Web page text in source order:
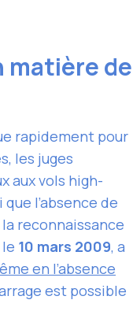
matière de
rapidement pour
les juges
aux vols high-
l’absence de
reconnaissance
le 10 mars 2009, a
en l’absence
est possible